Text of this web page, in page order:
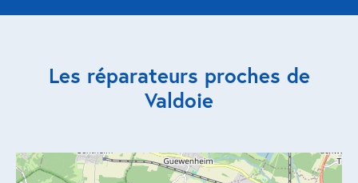
Réparation volet battant
Modernisation et domotique
Motoriser un volet roulant
Les réparateurs proches de
Valdoie